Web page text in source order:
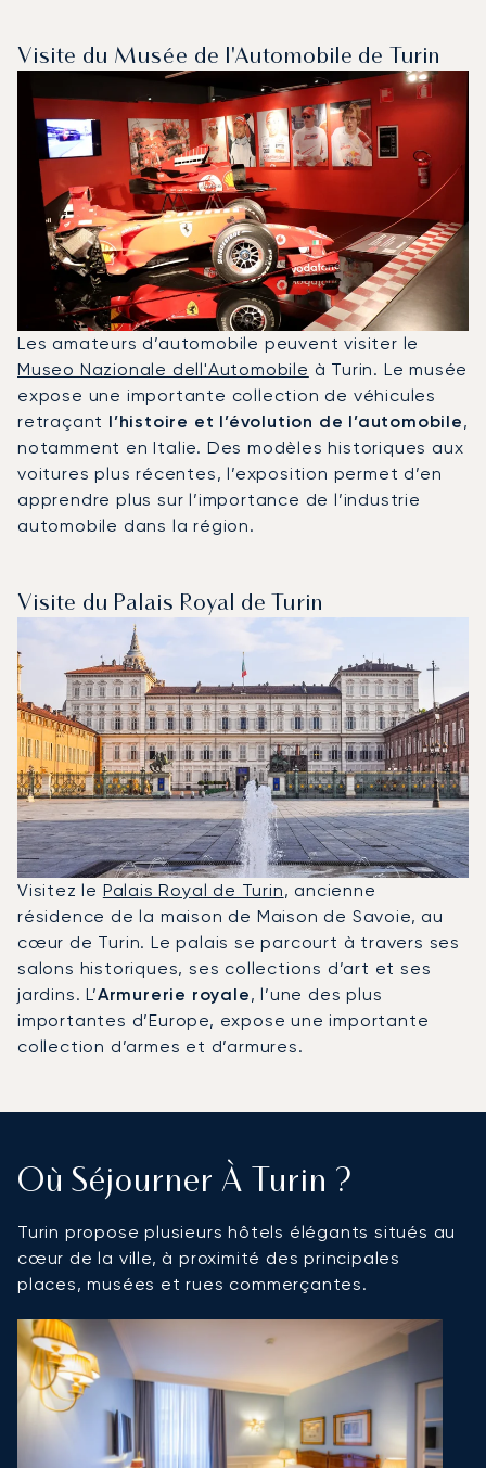
Visite du Musée de l'Automobile de Turin
Les amateurs d’automobile peuvent visiter le
Museo Nazionale dell'Automobile à Turin. Le musée
expose une importante collection de véhicules
retraçant l’histoire et l’évolution de l’automobile,
notamment en Italie. Des modèles historiques aux
voitures plus récentes, l’exposition permet d’en
apprendre plus sur l’importance de l’industrie
automobile dans la région.
Visite du Palais Royal de Turin
Visitez le Palais Royal de Turin, ancienne
résidence de la maison de Maison de Savoie, au
cœur de Turin. Le palais se parcourt à travers ses
salons historiques, ses collections d’art et ses
jardins. L’Armurerie royale, l’une des plus
importantes d’Europe, expose une importante
collection d’armes et d’armures.
Où Séjourner À Turin ?
Turin propose plusieurs hôtels élégants situés au
cœur de la ville, à proximité des principales
places, musées et rues commerçantes.